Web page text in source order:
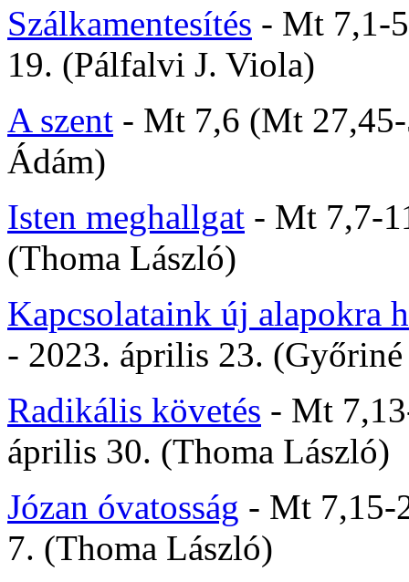
Szálkamentesítés - Mt 7,1-
19. (Pálfalvi J. Viola)
A szent - Mt 7,6 (Mt
Ádám)
Isten meghallgat - Mt 7,7-
(Thoma László)
Kapcsolataink új alapokra
- 2023. április 23.
Radikális követés - Mt
április 30. (Thoma László)
Józan óvatosság - Mt 7,15-
7. (Thoma László)